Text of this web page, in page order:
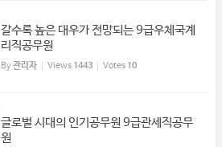
갈수록 높은 대우가 전망되는 9급우체국계
리직공무원
By관리자 Views 1443 Votes 10
글로벌 시대의 인기공무원 9급관세직공무
원